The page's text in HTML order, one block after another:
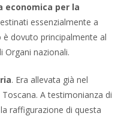
economica per la
essenzialmente a
è dovuto principalmente al
Organi nazionali.
. Era allevata già nel
A testimonianza di
raffigurazione di questa